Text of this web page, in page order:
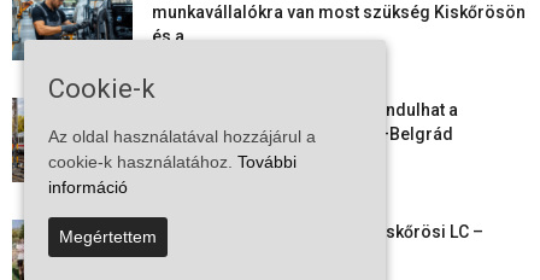
munkavállalókra van most szükség Kiskőrösön
és a...
Vitézy Dávid: már ősszel újraindulhat a
személyszállítás a Budapest–Belgrád
vasútvonalon
Megkezdte a felkészülést a Kiskőrösi LC –
együtt maradt a keret,...
Cookie-k
Az oldal használatával hozzájárul a
cookie-k használatához. További
információ
Megértettem